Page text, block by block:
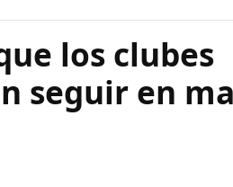
los clubes
seguir en